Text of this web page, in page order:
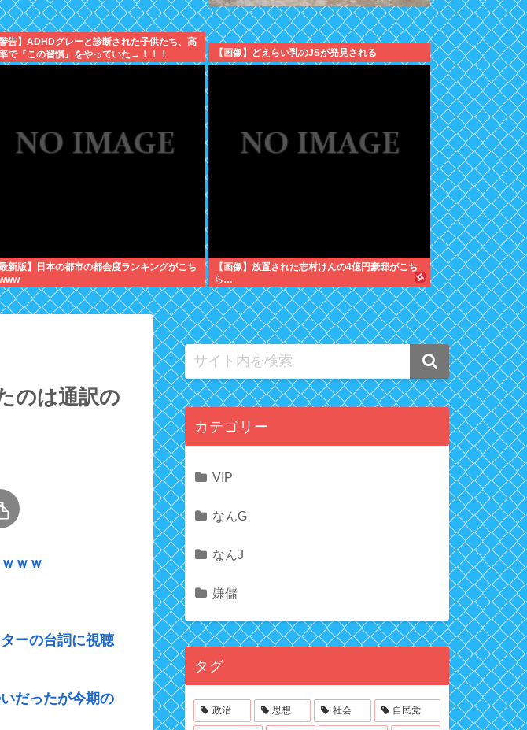
警告】ADHDグレーと診断された子供たち、高
で『この習慣』をやっていた→！！！
【画像】どえらい乳のJSが発見される
最新版】日本の都市の都会度ランキングがこち
【画像】放置された志村けんの4億円豪邸がこち
ら…
のは通訳の
ｗｗ
ーの台詞に視聴
だったが今期の
カテゴリー
VIP
なんG
なんJ
嫌儲
タグ
政治 思想 社会 自民党